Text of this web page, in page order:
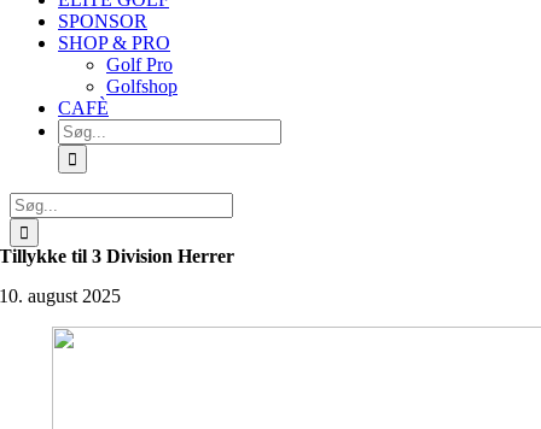
SPONSOR
SHOP & PRO
Golf Pro
Golfshop
CAFÈ
Søg
efter:
Søg
efter:
Tillykke til 3 Division Herrer
10. august 2025